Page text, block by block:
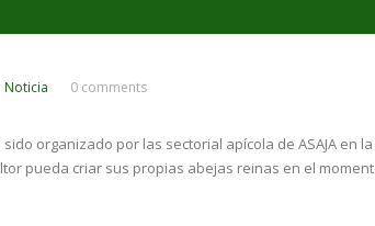
Noticia 0 comments
organizado por las sectorial apícola de ASAJA en
pueda criar sus propias abejas reinas en el